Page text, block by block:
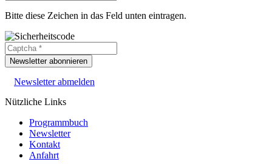
Bitte diese Zeichen in das Feld unten eintragen.
Newsletter abonnieren
Newsletter abmelden
Nützliche Links
Programmbuch
Newsletter
Kontakt
Anfahrt